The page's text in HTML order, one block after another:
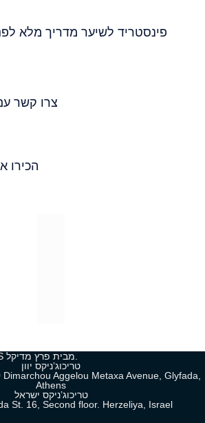
פינסטריד לשיער מדריך מלא
צרו קשר
הכירו
2026 ל-TRICHOGENICS מבית פרץ מדיקל.
טריכוג’ניקס יוון
Aggelou Metaxa Avenue, Glyfada,
Athens
טריכוג’ניקס ישראל
St. 16, Second floor. Herzeliya, Israel